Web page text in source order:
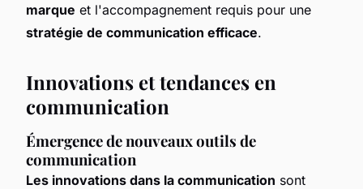
marque et l'accompagnement requis pour une
stratégie de communication efficace.
Innovations et tendances en
communication
Émergence de nouveaux outils de
communication
Les innovations dans la communication sont